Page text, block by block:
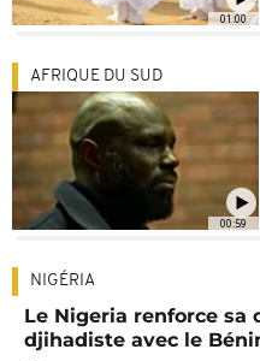
01:00
00:59
AFRIQUE DU SUD
NIGÉRIA
Le Nigeria renforce sa
djihadiste avec le